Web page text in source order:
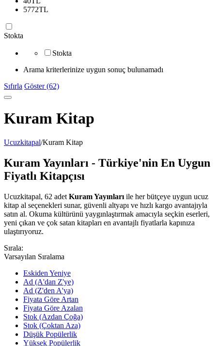
5772TL
Stokta
Stokta
Arama kriterlerinize uygun sonuç bulunamadı
Sıfırla Göster (62)
Kuram Kitap
Ucuzkitapal/Kuram Kitap
Kuram Yayınları - Türkiye'nin En Uygun
Fiyatlı Kitapçısı
Ucuzkitapal, 62 adet Kuram Yayınları ile her bütçeye uygun ucuz
kitap al seçenekleri sunar, güvenli altyapı ve hızlı kargo avantajıyla
satın al. Okuma kültürünü yaygınlaştırmak amacıyla seçkin eserleri,
yeni çıkan ve çok satan kitapları en avantajlı fiyatlarla kapınıza
ulaştırıyoruz.
Sırala:
Varsayılan Sıralama
Eskiden Yeniye
Ad (A'dan Z'ye)
Ad (Z'den A'ya)
Fiyata Göre Artan
Fiyata Göre Azalan
Stok (Azdan Çoğa)
Stok (Çoktan Aza)
Düşük Popülerlik
Yüksek Popülerlik